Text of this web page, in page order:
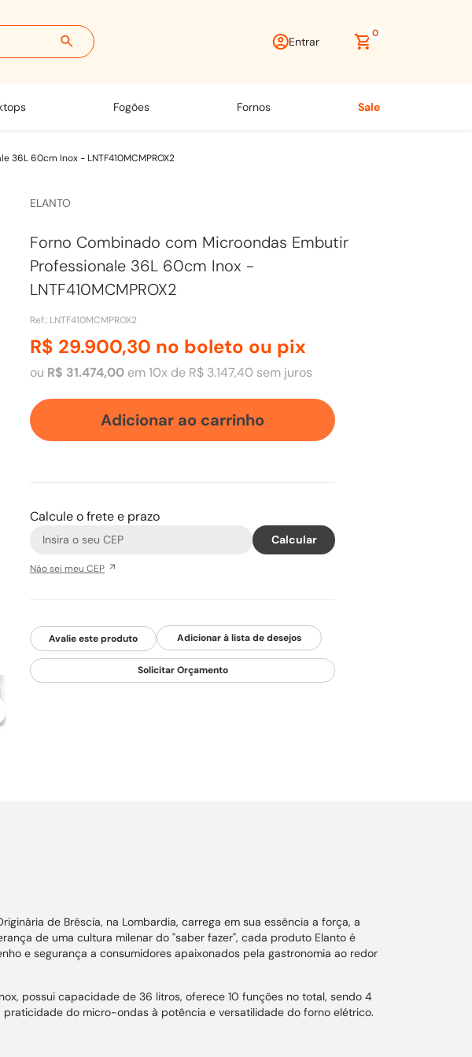
Entrar
0
fogões fornos sale
36L 60cm Inox - LNTF410MCMPROX2
ELANTO
Forno Combinado com Microondas Embutir
Professionale 36L 60cm Inox -
LNTF410MCMPROX2
Ref.: LNTF410MCMPROX2
R$ 29.900,30 no boleto ou pix
ou R$ 31.474,00 em10x de R$ 3.147,40 sem juros
Adicionar ao carrinho
Calcule o frete e prazo
Não sei meu CEP
Avalie este produto
Solicitar Orçamento
de Bréscia, na Lombardia, carrega em sua essência a força, a
de uma cultura milenar do "saber fazer", cada produto Elanto é
e segurança a consumidores apaixonados pela gastronomia ao redor
possui capacidade de 36 litros, oferece 10 funções no total, sendo 4
do micro-ondas à potência e versatilidade do forno elétrico.